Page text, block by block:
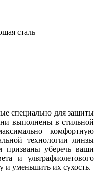
сталь
специально для защиты
выполнены в стильной
комфортную
технологии линзы
призваны уберечь ваши
и ультрафиолетового
и уменьшить их сухость.